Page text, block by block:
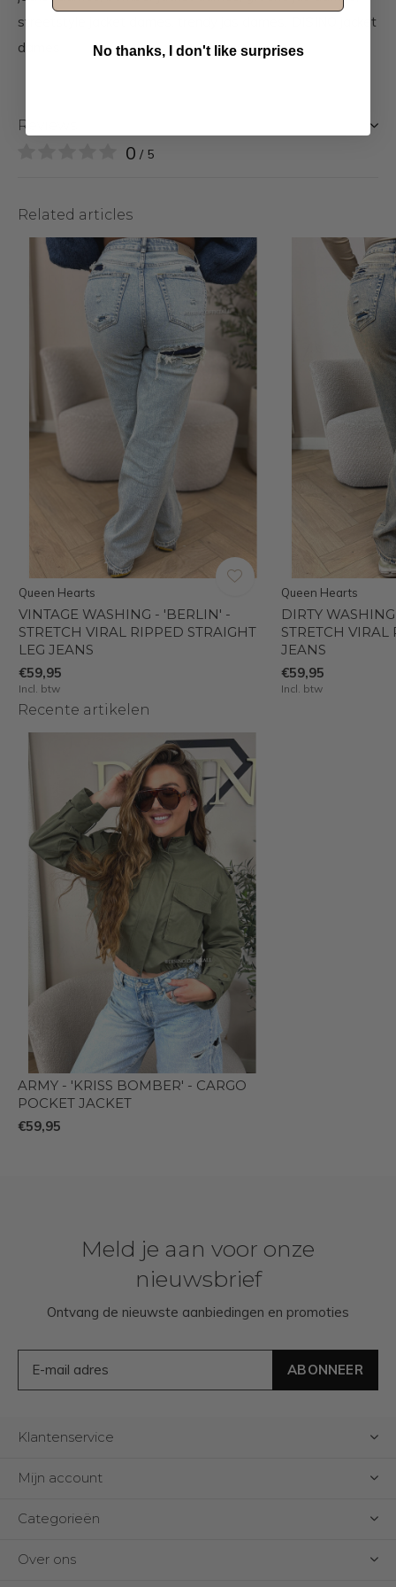
streetstyle jacket dames, trendy jas dames, DISINO jacket
dames
Reviews
0 / 5
Related articles
Queen Hearts
VINTAGE WASHING - 'BERLIN' -
STRETCH VIRAL RIPPED STRAIGHT
LEG JEANS
€59,95
Incl. btw
Queen Hearts
DIRTY
STRETCH
JEANS
€59,95
Incl. btw
Recente artikelen
ARMY - 'KRISS BOMBER' - CARGO
POCKET JACKET
€59,95
Meld je aan voor onze
nieuwsbrief
Ontvang de nieuwste aanbiedingen en promoties
ABONNEER
Klantenservice
Mijn account
Categorieën
Over ons
No thanks, I don't like surprises